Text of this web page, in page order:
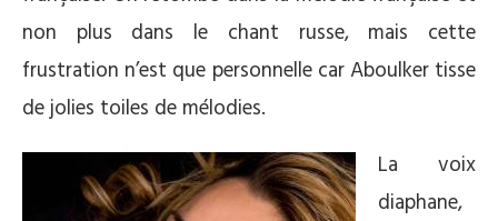
non plus dans le chant russe, mais cette
frustration n’est que personnelle car Aboulker tisse
de jolies toiles de mélodies.
La voix
diaphane,